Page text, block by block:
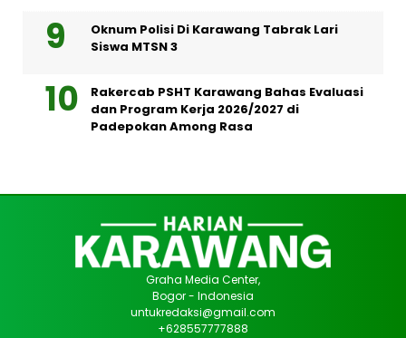
Oknum Polisi Di Karawang Tabrak Lari
Siswa MTSN 3
Rakercab PSHT Karawang Bahas Evaluasi
dan Program Kerja 2026/2027 di
Padepokan Among Rasa
Graha Media Center,
Bogor - Indonesia
untukredaksi@gmail.com
+628557777888